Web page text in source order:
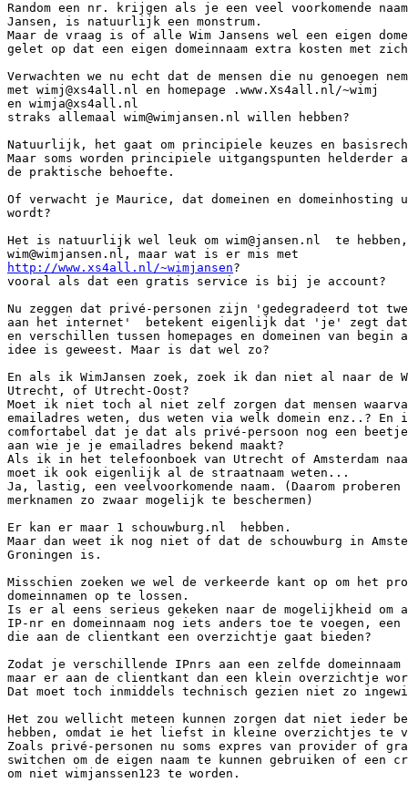
Random een nr. krijgen als je een veel voorkomende
Jansen, is natuurlijk een monstrum.
Maar de vraag is of alle Wim Jansens wel een eigen
gelet op dat een eigen domeinnaam extra kosten met
Verwachten we nu echt dat de mensen die nu genoegen
met wimj@xs4all.nl en homepage .www.Xs4all.nl/~wimj
en wimja@xs4all.nl
straks allemaal wim@wimjansen.nl willen hebben?
Natuurlijk, het gaat om principiele keuzes en
Maar soms worden principiele uitgangspunten
de praktische behoefte.
Of verwacht je Maurice, dat domeinen en
wordt?
Het is natuurlijk wel leuk om wim@jansen.nl  te
http://www.xs4all.nl/~wimjansen?
vooral als dat een gratis service is bij je account?
Nu zeggen dat privé-personen zijn 'gedegradeerd tot
aan het internet'  betekent eigenlijk dat 'je' zegt dat
en verschillen tussen homepages en domeinen van
idee is geweest. Maar is dat wel zo?
En als ik WimJansen zoek, zoek ik dan niet al naar de
Utrecht, of Utrecht-Oost?
Moet ik niet toch al niet zelf zorgen dat mensen
emailadres weten, dus weten via welk domein enz..?
comfortabel dat je dat als privé-persoon nog een
aan wie je je emailadres bekend maakt?
Als ik in het telefoonboek van Utrecht of Amsterdam
moet ik ook eigenlijk al de straatnaam weten...
Ja, lastig, een veelvoorkomende naam. (Daarom
merknamen zo zwaar mogelijk te beschermen)
Er kan er maar 1 schouwburg.nl  hebben.
Maar dan weet ik nog niet of dat de schouwburg in
Groningen is.
Misschien zoeken we wel de verkeerde kant op om het
domeinnamen op te lossen.
Is er al eens serieus gekeken naar de mogelijkheid om
IP-nr en domeinnaam nog iets anders toe te voegen,
die aan de clientkant een overzichtje gaat bieden?
Zodat je verschillende IPnrs aan een zelfde
maar er aan de clientkant dan een klein overzichtje
Dat moet toch inmiddels technisch gezien niet zo
Het zou wellicht meteen kunnen zorgen dat niet ieder
hebben, omdat ie het liefst in kleine overzichtjes
Zoals privé-personen nu soms expres van provider of
switchen om de eigen naam te kunnen gebruiken of een
om niet wimjanssen123 te worden.